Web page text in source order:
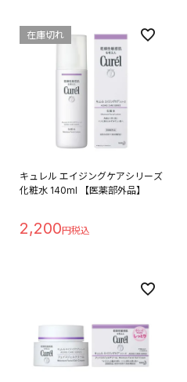
キュレル エイジングケアシリーズ
化粧水 140ml 【医薬部外品】
2,200
在庫切れ